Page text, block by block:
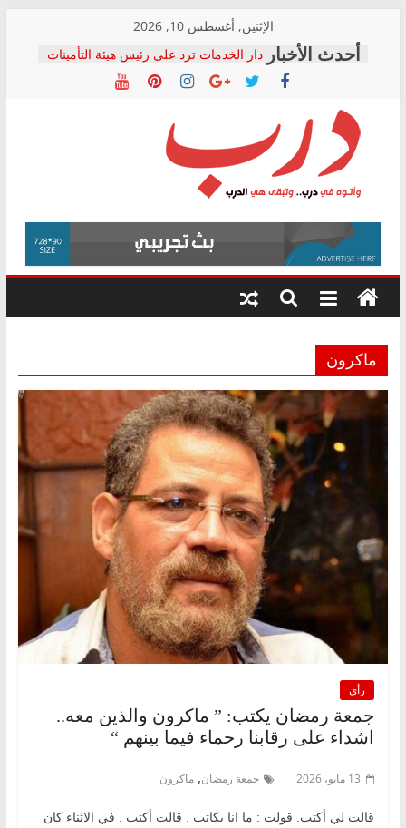
content
الإثنين, أغسطس 10, 2026
دار الخدمات ترد على رئيس هيئة التأمينات
بعد مؤتمره الصحفي: إنكار الأزمة لا ينهي
معاناة أصحاب المعاشات.. ونطالب بكشف
فرحات سليمان يكتب: القطاع الصحي إلى
أين؟
حزب التحالف الشعبي يطلق لجنة “الحق
في الصحة” بالإسكندرية لرصد الانتهاكات
ودعم المرضى
الوزاري لمدينة الصحفيين.. وانتهاء أعمال
إنشاء المبنى الإداري
المجلس القومي لحقوق الإنسان يعلن
متابعة قضية الدكتور محمد زهران.. ويؤكد:
قرينة البراءة وضمانات المحاكمة العادلة
درب
وأتوه
درب..
وتبقى
هي
ماكرون
رأي
جمعة رمضان يكتب: ” ماكرون والذين معه..
اشداء على رقابنا رحماء فيما بينهم “
13 مايو، 2026 جمعة رمضان, ماكرون
قالت لي أكتب. قولت : ما انا بكاتب . قالت أكتب . في الاثناء كان